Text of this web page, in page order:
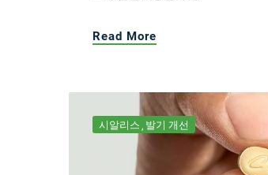
Read More
시알리스 발기 개선